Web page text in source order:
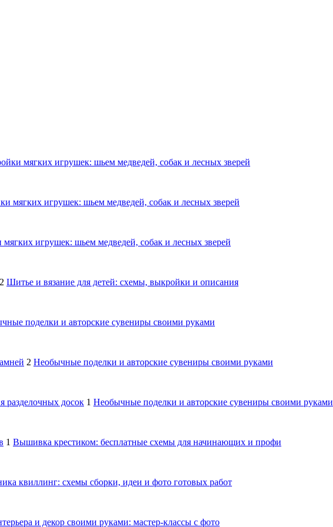
мягких игрушек: шьем медведей, собак и лесных зверей
мягких игрушек: шьем медведей, собак и лесных зверей
игрушек: шьем медведей, собак и лесных зверей
2 Шитье и вязание для детей: схемы, выкройки и описания
поделки и авторские сувениры своими руками
2 Необычные поделки и авторские сувениры своими руками
разделочных досок 1 Необычные поделки и авторские сувениры своими руками
1 Вышивка крестиком: бесплатные схемы для начинающих и профи
квиллинг: схемы сборки, идеи и фото готовых работ
и декор своими руками: мастер-классы с фото